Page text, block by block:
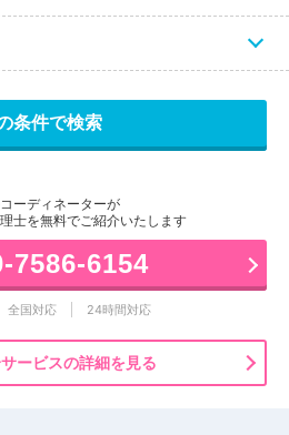
ーディネーターが
士を無料でご紹介いたします
7586-6154
全国対応 24時間対応
ービスの詳細を見る